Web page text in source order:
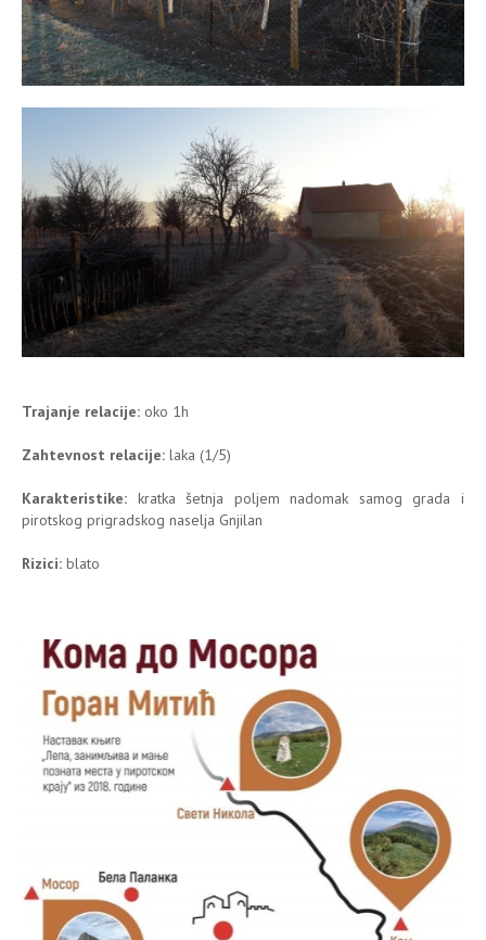
Trajanje relacije: oko 1h
Zahtevnost relacije: laka (1/5)
Karakteristike: kratka šetnja poljem nadomak samog grada i
pirotskog prigradskog naselja Gnjilan
Rizici: blato